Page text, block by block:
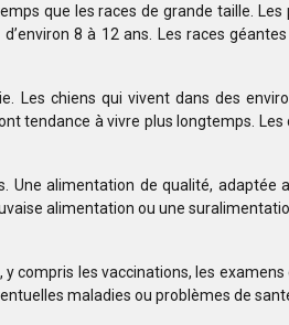
que les races de grande taille.
8 à 12 ans. Les races
chiens qui vivent dans des
tendance à vivre plus longtemps.
Une alimentation de qualité,
alimentation ou une
compris les vaccinations, les
maladies ou problèmes de